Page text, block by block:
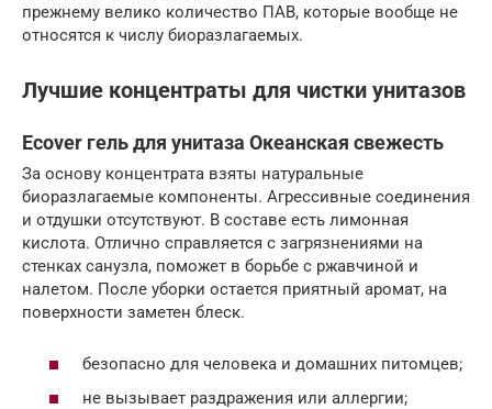
прежнему велико количество ПАВ, которые вообще не
относятся к числу биоразлагаемых.
Лучшие концентраты для чистки унитазов
Ecover гель для унитаза Океанская свежесть
За основу концентрата взяты натуральные
биоразлагаемые компоненты. Агрессивные соединения
и отдушки отсутствуют. В составе есть лимонная
кислота. Отлично справляется с загрязнениями на
стенках санузла, поможет в борьбе с ржавчиной и
налетом. После уборки остается приятный аромат, на
поверхности заметен блеск.
безопасно для человека и домашних питомцев;
не вызывает раздражения или аллергии;